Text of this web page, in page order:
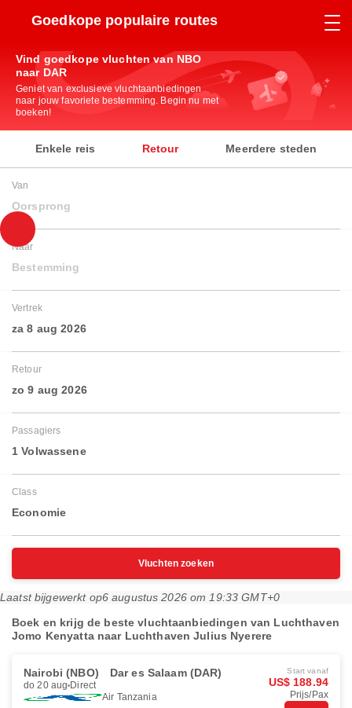
Goedkope populaire routes
Vind goedkope vluchten van NBO
naar DAR
Geniet van exclusieve vluchtaanbiedingen
naar jouw favoriete bestemming. Begin nu met
boeken!
Enkele reis Retour Meerdere steden
Van
Oorsprong
Naar
Bestemming
Vertrek
za 8 aug 2026
Retour
zo 9 aug 2026
Passagiers
1 Volwassene
Class
Economie
Vluchten zoeken
Laatst bijgewerkt op6 augustus 2026 om 19:33 GMT+0
Boek en krijg de beste vluchtaanbiedingen van Luchthaven
Jomo Kenyatta naar Luchthaven Julius Nyerere
Nairobi (NBO) Dar es Salaam (DAR)
do 20 aug Direct
Air Tanzania
Start vanaf
US$ 188.94
Prijs/Pax